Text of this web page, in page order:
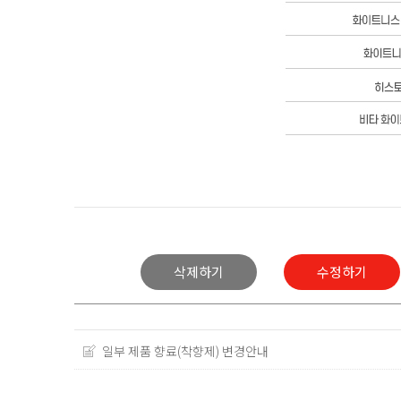
수정하기
삭제하기
일부 제품 향료(착향제) 변경안내